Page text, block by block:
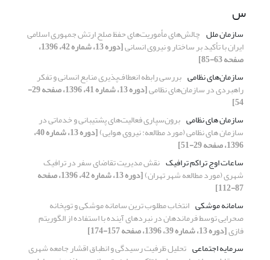
س
سازمان ملل چالش‌های مأموریت‌های حفظ صلح ارتش جمهوری اسلامی
ایران با تأکید بر ساختار و نیروی انسانی [دوره 13، شماره 42، 1396،
صفحه 63-85]
سازمان‌های نظامی بررسی رابطه انعطاف‌پذیری منابع انسانی و تفکر
راهبردی در سازمان‌های نظامی [دوره 13، شماره 41، 1396، صفحه 29-
54]
سازمان های نظامی برون‌سپاری فعالیت‌های پشتیبانی و خدماتی در
سازمان های نظامی (مورد مطالعه: نیروی هوایی) [دوره 13، شماره 40،
1396، صفحه 29-51]
ساعات اوج تراکم ترافیک نقش مدیریت تقاضای سفر در ترافیک
شهری (مورد مطالعه شهر تهران) [دوره 13، شماره 42، 1396، صفحه
87-112]
سامانه موشکی انتخاب مطلوب ترین سامانه موشکی و توپخانه
صحرایی توسط فرماندهان در نبردهای آینده با استفاده از الگوریتم
فازی[دوره 13، شماره 39، 1396، صفحه 157-174]
سرمایه اجتماعی تحلیل ظرفیت رسیدگی و انطباق اقشار جامعه شهری